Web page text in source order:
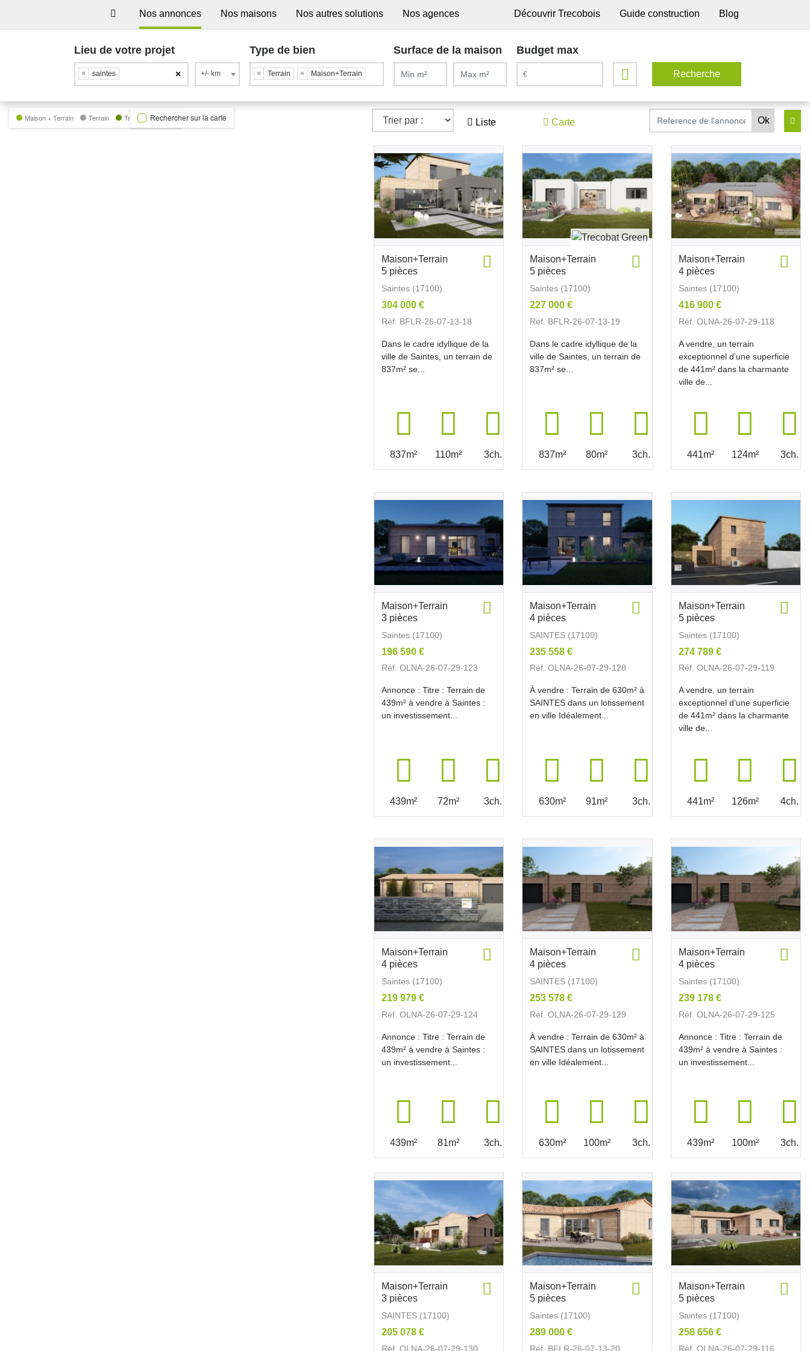
Nos annonces Nos maisons Nos autres solutions Nos agences Découvrir Trecobois Guide construction Blog
Lieu de votre projet
×
× saintes +/- km
Type de bien
× Terrain × Maison+Terrain
Surface de la maison Budget max
Liste Carte
Maison + Terrain Terrain Trecobat GreenRechercher sur la carte
Maison+Terrain
5 pièces
Saintes (17100)
304 000 €
Réf. BFLR-26-07-13-18
Dans le cadre idyllique de la
ville de Saintes, un terrain de
837m² se...
837m² 110m² 3ch.
Maison+Terrain
5 pièces
Saintes (17100)
227 000 €
Réf. BFLR-26-07-13-19
Dans le cadre idyllique de la
ville de Saintes, un terrain de
837m² se...
837m² 80m² 3ch.
Maison+Terrain
4 pièces
Saintes (17100)
416 900 €
Réf. OLNA-26-07-29-118
A vendre, un terrain
exceptionnel d’une superficie
de 441m² dans la charmante
ville de...
441m² 124m² 3ch.
Maison+Terrain
3 pièces
Saintes (17100)
196 590 €
Réf. OLNA-26-07-29-123
Annonce : Titre : Terrain de
439m² à vendre à Saintes :
un investissement...
439m² 72m² 3ch.
Maison+Terrain
4 pièces
SAINTES (17100)
235 558 €
Réf. OLNA-26-07-29-128
À vendre : Terrain de 630m² à
SAINTES dans un lotissement
en ville Idéalement...
630m² 91m² 3ch.
Maison+Terrain
5 pièces
Saintes (17100)
274 789 €
Réf. OLNA-26-07-29-119
A vendre, un terrain
exceptionnel d’une superficie
de 441m² dans la charmante
ville de...
441m² 126m² 4ch.
Maison+Terrain
4 pièces
Saintes (17100)
219 979 €
Réf. OLNA-26-07-29-124
Annonce : Titre : Terrain de
439m² à vendre à Saintes :
un investissement...
439m² 81m² 3ch.
Maison+Terrain
4 pièces
SAINTES (17100)
253 578 €
Réf. OLNA-26-07-29-129
À vendre : Terrain de 630m² à
SAINTES dans un lotissement
en ville Idéalement...
630m² 100m² 3ch.
Maison+Terrain
4 pièces
Saintes (17100)
239 178 €
Réf. OLNA-26-07-29-125
Annonce : Titre : Terrain de
439m² à vendre à Saintes :
un investissement...
439m² 100m² 3ch.
Maison+Terrain
3 pièces
SAINTES (17100)
205 078 €
Réf. OLNA-26-07-29-130
Maison+Terrain
5 pièces
Saintes (17100)
289 000 €
Réf. BFLR-26-07-13-20
Maison+Terrain
5 pièces
Saintes (17100)
258 656 €
Réf. OLNA-26-07-29-116